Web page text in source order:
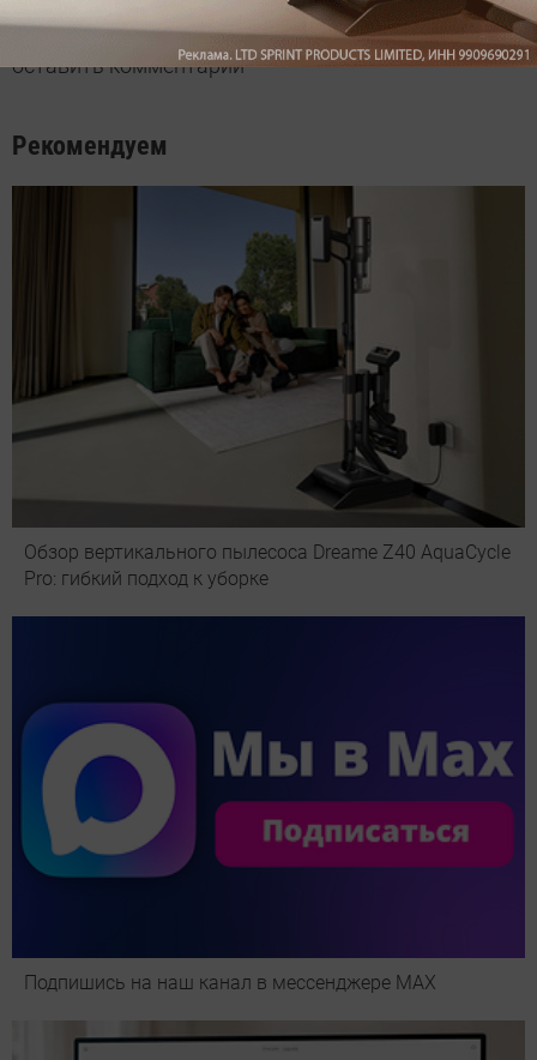
ВойдитеилиЗарегистрируйтесь, чтобы
оставить комментарий
Рекомендуем
Обзор вертикального пылесоса Dreame Z40 AquaCycle
Pro: гибкий подход к уборке
Подпишись на наш канал в мессенджере МАХ